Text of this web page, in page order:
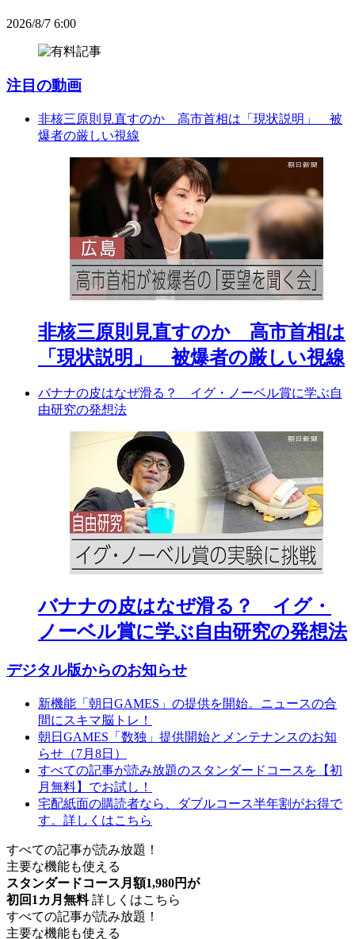
2026/8/7 6:00
注目の動画
非核三原則見直すのか 高市首相は「現状説明」 被
爆者の厳しい視線
非核三原則見直すのか 高市首相は
「現状説明」 被爆者の厳しい視線
バナナの皮はなぜ滑る？ イグ・ノーベル賞に学ぶ自
由研究の発想法
バナナの皮はなぜ滑る？ イグ・
ノーベル賞に学ぶ自由研究の発想法
デジタル版からのお知らせ
新機能「朝日GAMES」の提供を開始。ニュースの合
間にスキマ脳トレ！
朝日GAMES「数独」提供開始とメンテナンスのお知
らせ（7月8日）
すべての記事が読み放題のスタンダードコースを【初
月無料】でお試し！
宅配紙面の購読者なら、ダブルコース半年割がお得で
す。詳しくはこちら
すべての記事が読み放題！
主要な機能も使える
スタンダードコース月額1,980円が
初回1カ月無料 詳しくはこちら
すべての記事が読み放題！
主要な機能も使える